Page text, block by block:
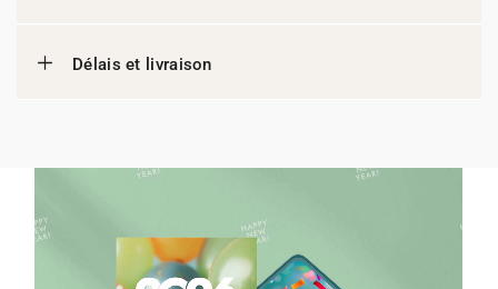
Délais et livraison